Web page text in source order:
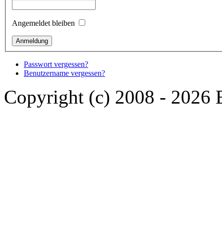
Angemeldet bleiben
Passwort vergessen?
Benutzername vergessen?
Copyright (c) 2008 - 2026